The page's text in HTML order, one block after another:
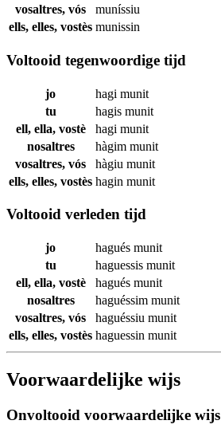
vosaltres, vós
muníssiu
ells, elles, vostès munissin
Voltooid tegenwoordige tijd
jo hagi munit
tu
hagis munit
ell, ella, vostè
hagi munit
nosaltres
hàgim munit
vosaltres, vós
hàgiu munit
ells, elles, vostès hagin munit
Voltooid verleden tijd
jo hagués munit
tu
haguessis munit
ell, ella, vostè
hagués munit
nosaltres
haguéssim munit
vosaltres, vós
haguéssiu munit
ells, elles, vostès haguessin munit
Voorwaardelijke wijs
Onvoltooid voorwaardelijke wijs